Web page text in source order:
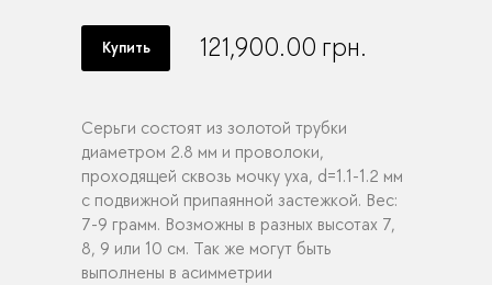
Купить 121,900.00 грн.
Серьги состоят из золотой трубки
диаметром 2.8 мм и проволоки,
проходящей сквозь мочку уха, d=1.1-1.2 мм
с подвижной припаянной застежкой. Вес:
7-9 грамм. Возможны в разных высотах 7,
8, 9 или 10 см. Так же могут быть
выполнены в асимметрии